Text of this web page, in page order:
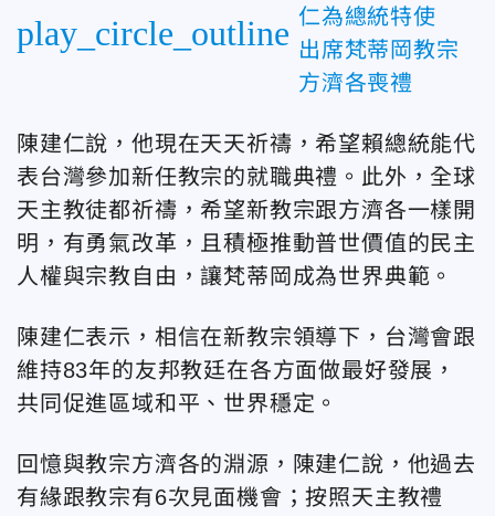
play_circle_outline 仁為總統特使
出席梵蒂岡教宗
方濟各喪禮
陳建仁說，他現在天天祈禱，希望賴總統能代
表台灣參加新任教宗的就職典禮。此外，全球
天主教徒都祈禱，希望新教宗跟方濟各一樣開
明，有勇氣改革，且積極推動普世價值的民主
人權與宗教自由，讓梵蒂岡成為世界典範。
陳建仁表示，相信在新教宗領導下，台灣會跟
維持83年的友邦教廷在各方面做最好發展，
共同促進區域和平、世界穩定。
回憶與教宗方濟各的淵源，陳建仁說，他過去
有緣跟教宗有6次見面機會；按照天主教禮